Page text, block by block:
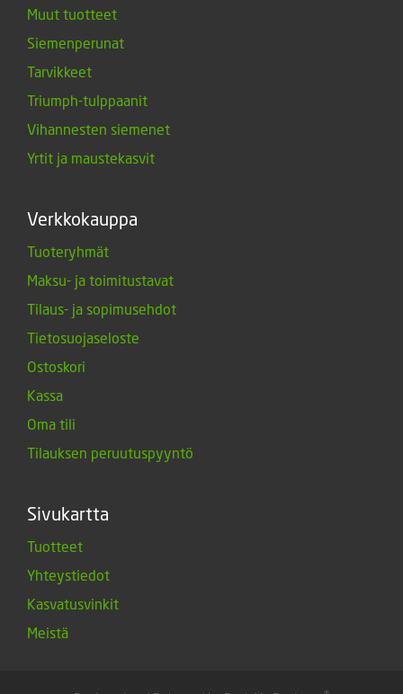
Muut tuotteet
Siemenperunat
Tarvikkeet
Triumph-tulppaanit
Vihannesten siemenet
Yrtit ja maustekasvit
Verkkokauppa
Tuoteryhmät
Maksu- ja toimitustavat
Tilaus- ja sopimusehdot
Tietosuojaseloste
Ostoskori
Kassa
Oma tili
Tilauksen peruutuspyyntö
Sivukartta
Tuotteet
Yhteystiedot
Kasvatusvinkit
Meistä